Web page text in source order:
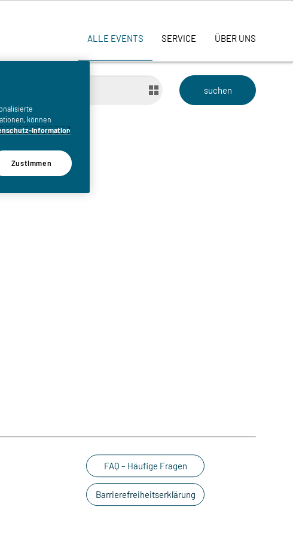
ALLE EVENTS SERVICE ÜBER UNS
FAQ – Häufige Fragen
Barrierefreiheitserklärung
können
Information
Zustimmen